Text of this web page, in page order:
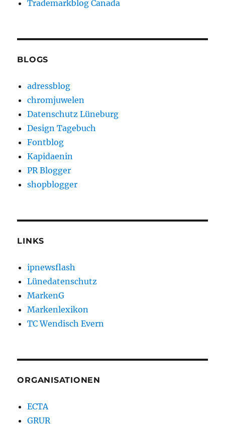
Trademarkblog Canada
BLOGS
adressblog
chromjuwelen
Datenschutz Lüneburg
Design Tagebuch
Fontblog
Kapidaenin
PR Blogger
shopblogger
LINKS
ipnewsflash
Lünedatenschutz
MarkenG
Markenlexikon
TC Wendisch Evern
ORGANISATIONEN
ECTA
GRUR